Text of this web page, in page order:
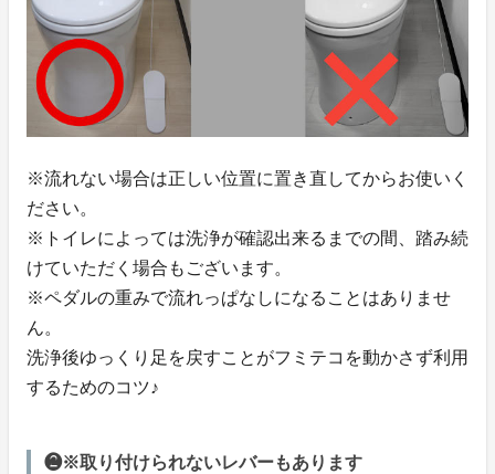
※流れない場合は正しい位置に置き直してからお使いく
ださい。
※トイレによっては洗浄が確認出来るまでの間、踏み続
けていただく場合もございます。
※ペダルの重みで流れっぱなしになることはありませ
ん。
洗浄後ゆっくり足を戻すことがフミテコを動かさず利用
するためのコツ♪
❷※取り付けられないレバーもあります